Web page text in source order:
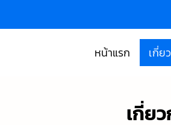
หน้าแรก เกี่ย
เกี่ย